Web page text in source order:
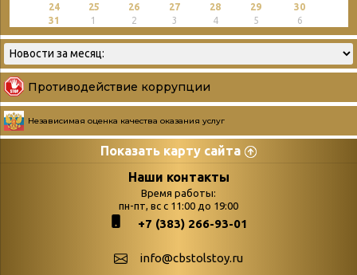
24 25 26 27 28 29
30
31
1 2 3 4 5 6
Противодействие коррупции
Независимая оценка качества оказания услуг
Показать карту сайта
Страницы
podvedenie-itogov-festivalya-
paskhalnaya-palitra
поступлений
Война. Народ.
Наши контакты
Время работы:
пн-пт, вс с 11:00 до 19:00
+7 (383) 266-93-01
info@cbstolstoy.ru